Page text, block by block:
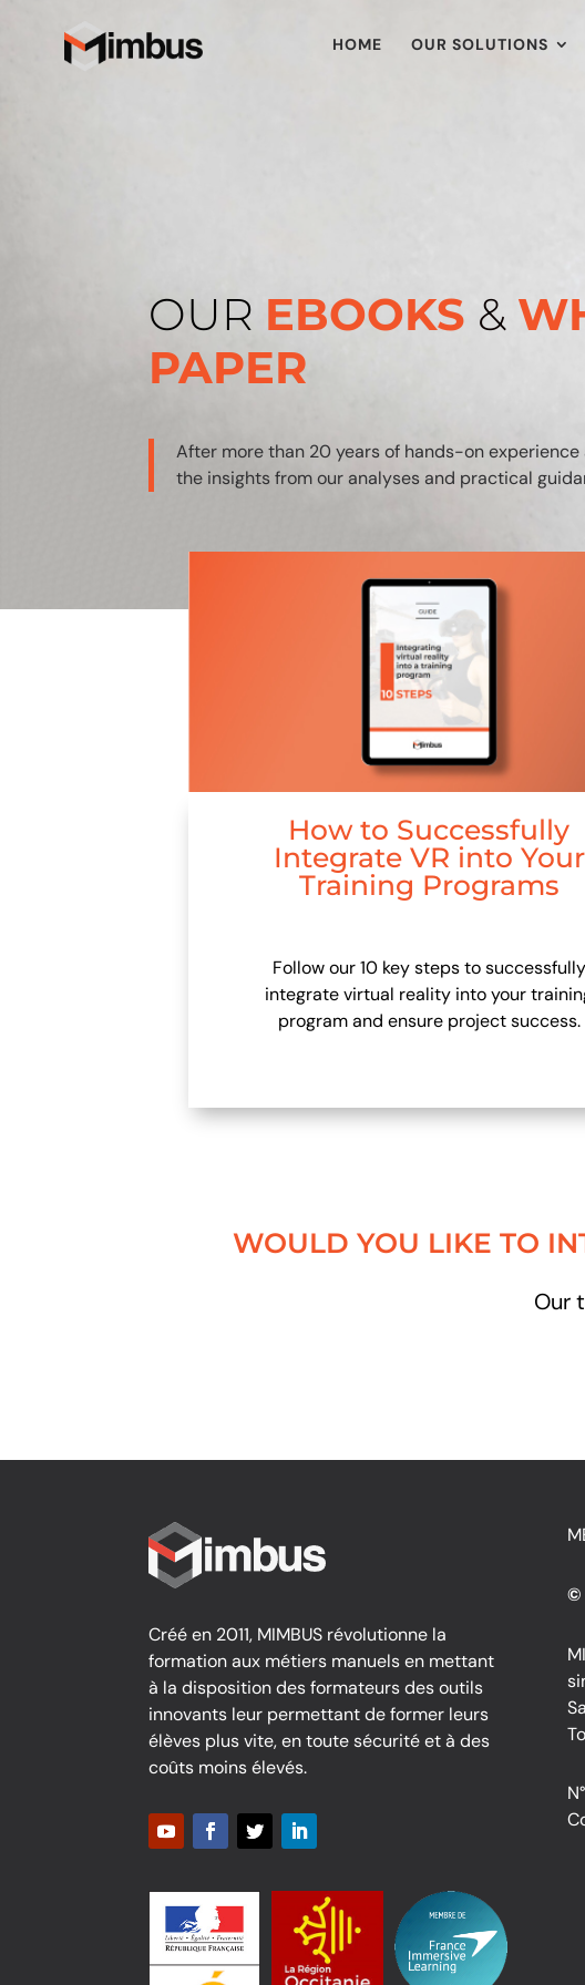
HOME OUR SOLUTIONS
OUR EBOOKS &
PAPER
After more than 20 years of hands-on
the insights from our analyses and practical
How to Successfully
Integrate VR into Your
Training Programs
Follow our 10 key steps to successfully
integrate virtual reality into your
program and ensure project success.
WOULD YOU LIKE TO
Our
Créé en 2011, MIMBUS révolutionne la
formation aux métiers manuels en mettant
à la disposition des formateurs des outils
innovants leur permettant de former leurs
élèves plus vite, en toute sécurité et à des
coûts moins élevés.
©